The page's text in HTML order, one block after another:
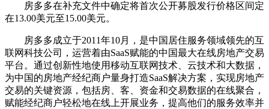
房多多在补充文件中确定将首次公开募股发行价格区间定
在13.00美元至15.00美元。
房多多成立于2011年10月，是中国居住服务领域领先的互
联网科技公司，运营着由SaaS赋能的中国最大在线房地产交易
平台。通过创新性地使用移动互联网技术、云技术和大数据，
为中国的房地产经纪商户量身打造SaaS解决方案，实现房地产
交易的关键资源，包括房、客、资金和交易数据的在线聚合，
赋能经纪商户轻松地在线上开展业务，提高他们的服务效率并